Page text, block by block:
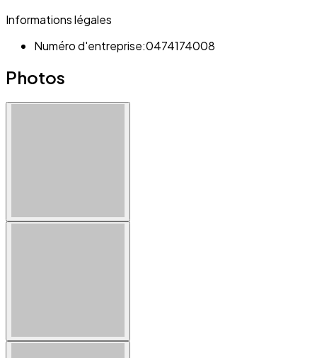
Informations légales
Numéro d'entreprise:0474174008
Photos